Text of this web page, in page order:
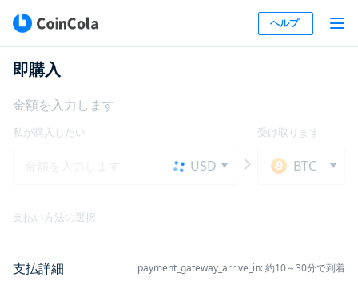
ヘルプ
即購入
金額を入力します
私が購入したい
USD
受け取ります
BTC
支払い方法の選択
支払詳細 payment_gateway_arrive_in: 約10～30分で到着